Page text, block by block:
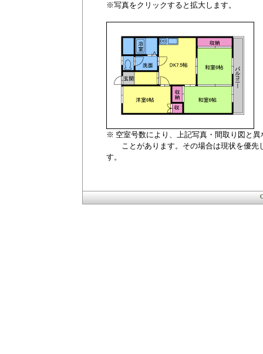
※写真をクリックすると拡大します。
※ 空室号数により、上記写真・間取り図と異
ことがあります。その場合は現状を優先
す。